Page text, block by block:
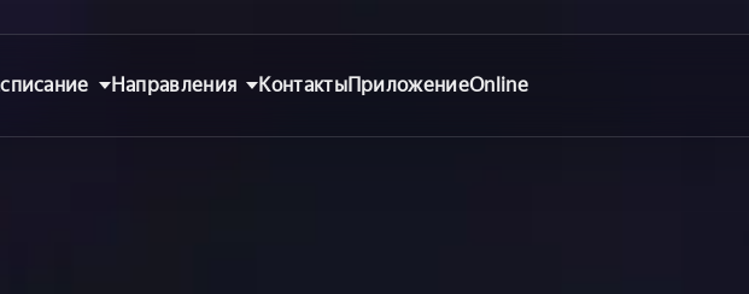
Направления КонтактыПриложениеOnline